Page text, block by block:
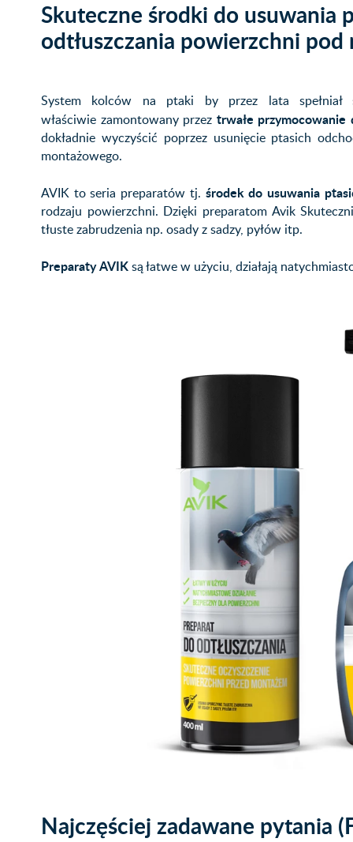
Skuteczne środki do usuwania
odtłuszczania powierzchni
System kolców na ptaki by przez lata
właściwie zamontowany przez trwałe
dokładnie wyczyścić poprzez usunięcie ptasich
montażowego.
AVIK to seria preparatów tj. środek do usuwania
rodzaju powierzchni. Dzięki preparatom Avik
tłuste zabrudzenia np. osady z sadzy, pyłów itp.
Preparaty AVIKsą łatwe w użyciu, działają
Najczęściej zadawane pytania